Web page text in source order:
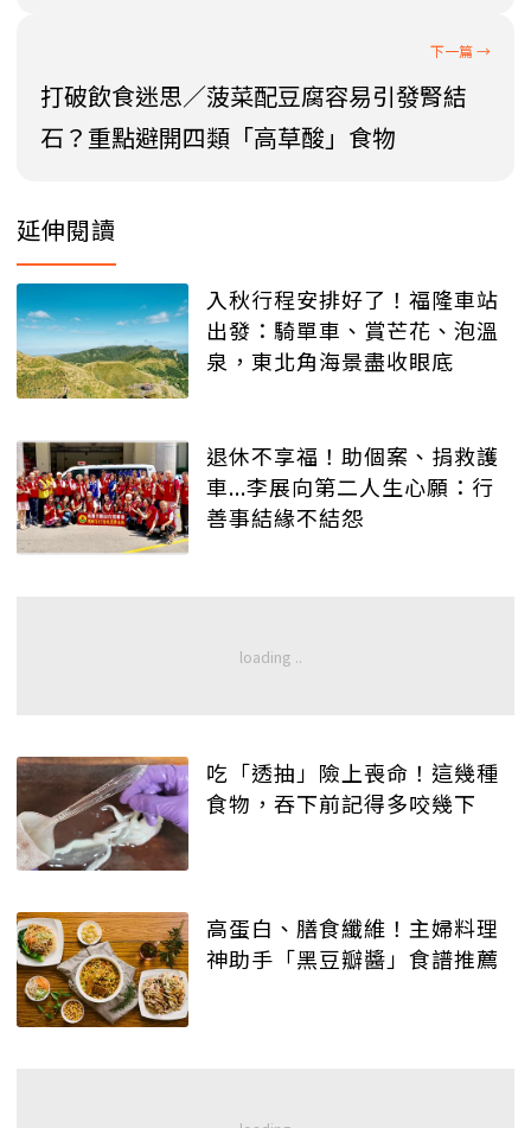
打破飲食迷思／菠菜配豆腐容易引發腎結
石？重點避開四類「高草酸」食物
延伸閱讀
入秋行程安排好了！福隆車站
出發：騎單車、賞芒花、泡溫
泉，東北角海景盡收眼底
退休不享福！助個案、捐救護
車...李展向第二人生心願：行
善事結緣不結怨
吃「透抽」險上喪命！這幾種
食物，吞下前記得多咬幾下
高蛋白、膳食纖維！主婦料理
神助手「黑豆瓣醬」食譜推薦